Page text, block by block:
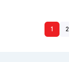
1 2